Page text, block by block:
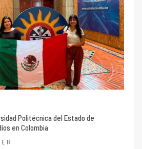
Politécnica del Estado de
en Colombia
E R